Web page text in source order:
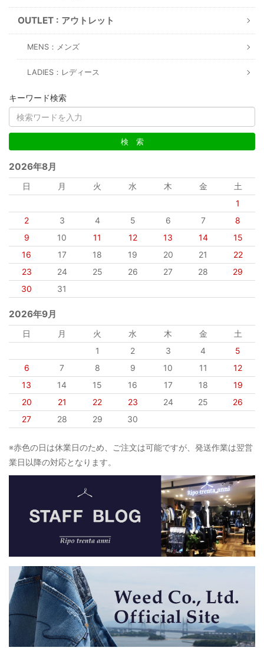
OUTLET : アウトレット
MENS：メンズ
LADIES：レディース
キーワード検索
2026年8月
日 月 火 水 木 金
土
1
2
3 4 5 6 7
8
9
10 11 12 13 14
15
16
17 18 19 20 21
22
23
24 25 26 27 28
29
30
31
2026年9月
日 月 火 水 木 金
土
1
2 3 4
5
6
7 8 9 10 11
12
13
14 15 16 17 18
19
20
21 22 23 24 25
26
27
28 29 30
※赤色の日は休業日のため、ご注文は可能ですが、発送作業は翌営
業日以降の対応となります。